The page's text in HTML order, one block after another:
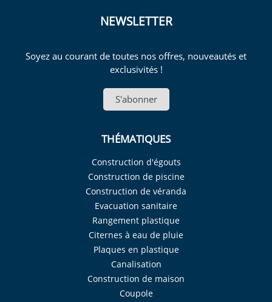
NEWSLETTER
Soyez au courant de toutes nos offres, nouveautés et
exclusivités !
S'abonner
THÉMATIQUES
Construction d'égouts
Construction de piscine
Construction de véranda
Evacuation sanitaire
Rangement plastique
Citernes à eau de pluie
Plaques en plastique
Canalisation
Construction de maison
Coupole